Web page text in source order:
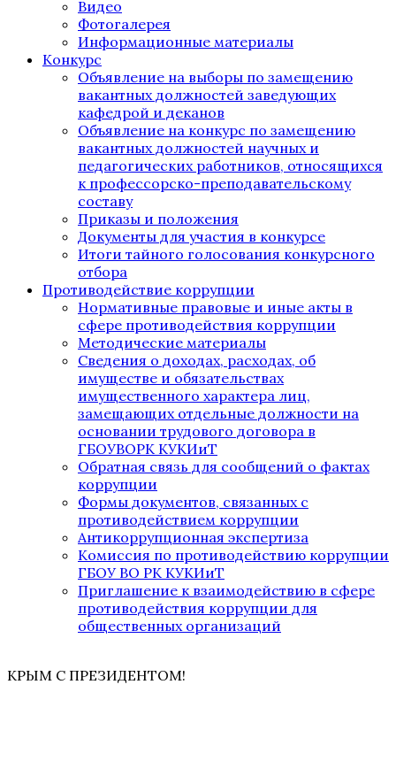
Видео
Фотогалерея
Информационные материалы
Конкурс
Объявление на выборы по замещению
вакантных должностей заведующих
кафедрой и деканов
Объявление на конкурс по замещению
вакантных должностей научных и
педагогических работников, относящихся
к профессорско-преподавательскому
составу
Приказы и положения
Документы для участия в конкурсе
Итоги тайного голосования конкурсного
отбора
Противодействие коррупции
Нормативные правовые и иные акты в
сфере противодействия коррупции
Методические материалы
Сведения о доходах, расходах, об
имуществе и обязательствах
имущественного характера лиц,
замещающих отдельные должности на
основании трудового договора в
ГБОУВОРК КУКИиТ
Обратная связь для сообщений о фактах
коррупции
Формы документов, связанных с
противодействием коррупции
Антикоррупционная экспертиза
Комиссия по противодействию коррупции
ГБОУ ВО РК КУКИиТ
Приглашение к взаимодействию в сфере
противодействия коррупции для
общественных организаций
КРЫМ С ПРЕЗИДЕНТОМ!